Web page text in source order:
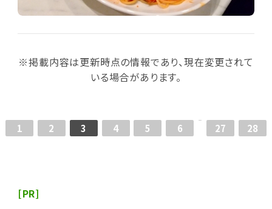
※掲載内容は更新時点の情報であり、現在変更されて
いる場合があります。
1 2 3 4 5 6 27 28
[PR]